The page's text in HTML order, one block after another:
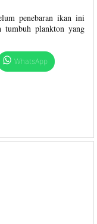
penebaran ikan ini
tumbuh plankton yang
WhatsApp